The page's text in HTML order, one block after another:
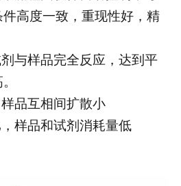
高度一致，重现性好，精
剂与样品完全反应，达到平
品互相间扩散小
样品和试剂消耗量低